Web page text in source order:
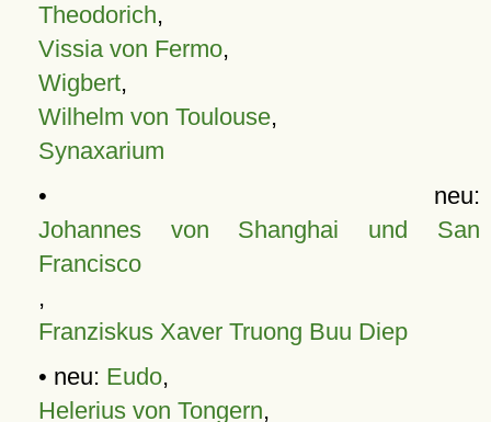
Theodorich,
Vissia von Fermo,
Wigbert,
Wilhelm von Toulouse,
Synaxarium
• neu:
Johannes von Shanghai und San
Francisco
,
Franziskus Xaver Truong Buu Diep
• neu: Eudo,
Helerius von Tongern,